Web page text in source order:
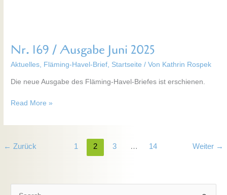
Nr. 169 / Ausgabe Juni 2025
Aktuelles, Fläming-Havel-Brief, Startseite / Von Kathrin Rospek
Die neue Ausgabe des Fläming-Havel-Briefes ist erschienen.
Read More »
← Zurück 1 2 3 … 14 Weiter →